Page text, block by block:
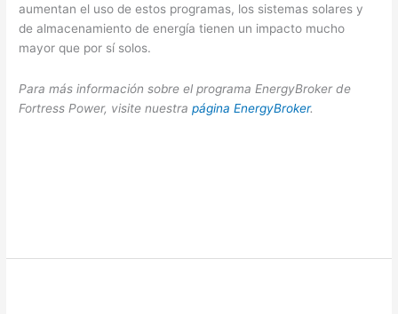
aumentan el uso de estos programas, los sistemas solares y
de almacenamiento de energía tienen un impacto mucho
mayor que por sí solos.
Para más información sobre el programa EnergyBroker de
Fortress Power, visite nuestrapágina EnergyBroker.